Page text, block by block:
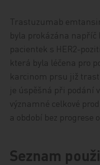
Trastuzumab
byla prokázána
pacientek s HER2-
která byla léčena pro
karcinom prsu již
je úspěšná při podání
významné celkové
a období bez progrese
Seznam